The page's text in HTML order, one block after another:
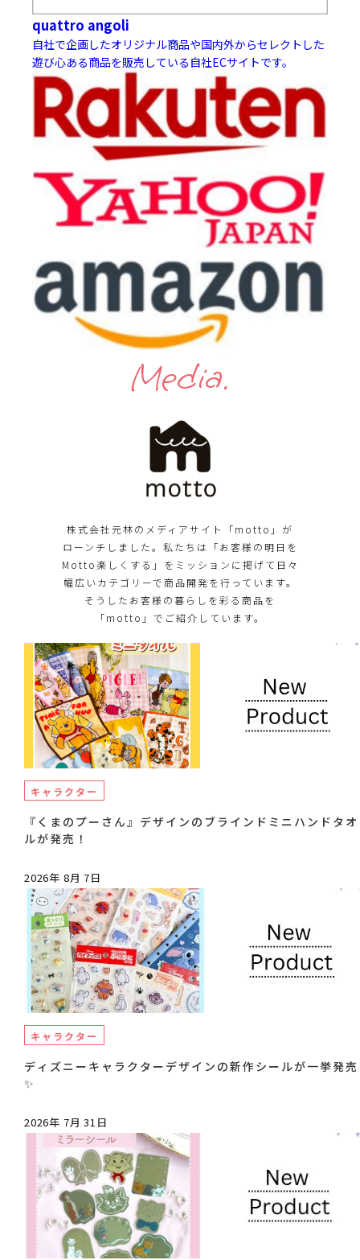
quattro angoli
自社で企画したオリジナル商品や国内外からセレクトした
遊び心ある商品を販売している自社ECサイトです。
Media.
株式会社元林のメディアサイト「motto」が
ローンチしました。私たちは「お客様の明日を
Motto楽しくする」をミッションに掲げて日々
幅広いカテゴリーで商品開発を行っています。
そうしたお客様の暮らしを彩る商品を
「motto」でご紹介しています。
キャラクター
『くまのプーさん』デザインのブラインドミニハンドタオ
ルが発売！
2026年 8月 7日
キャラクター
ディズニーキャラクターデザインの新作シールが一挙発売
✨
2026年 7月 31日